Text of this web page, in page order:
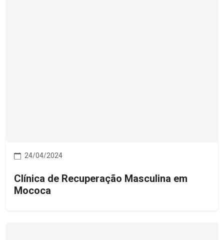
24/04/2024
Clínica de Recuperação Masculina em
Mococa